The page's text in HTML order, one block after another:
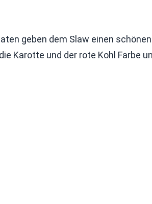
geben dem Slaw einen
Karotte und der rote Kohl Farbe